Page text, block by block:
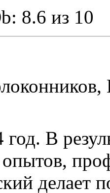
8.6 из 10
,
В
делает